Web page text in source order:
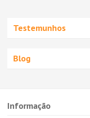
Testemunhos
Blog
Informação